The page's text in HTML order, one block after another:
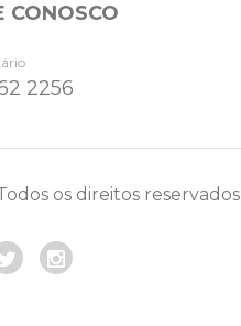
CONOSCO
2256
os direitos reservados